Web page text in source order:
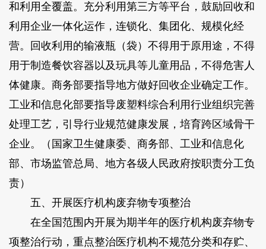
和利用全覆盖。充分利用第三方等平台，鼓励回收和
利用企业一体化运作，连锁化、集团化、规模化经
营。回收利用的输液瓶（袋）不得用于原用途，不得
用于制造餐饮容器以及玩具等儿童用品，不得危害人
体健康。商务部要指导地方做好回收企业确定工作。
工业和信息化部要指导废塑料综合利用行业组织完善
处理工艺，引导行业规范健康发展，培育跨区域骨干
企业。（国家卫生健康委、商务部、工业和信息化
部、市场监管总局、地方各级人民政府按职责分工负
责）
五、开展医疗机构废弃物专项整治
在全国范围内开展为期半年的医疗机构废弃物专
项整治行动，重点整治医疗机构不规范分类和存贮、